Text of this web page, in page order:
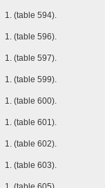
1. (table 594).
1. (table 596).
1. (table 597).
1. (table 599).
1. (table 600).
1. (table 601).
1. (table 602).
1. (table 603).